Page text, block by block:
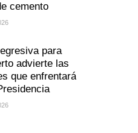
cemento
para
advierte las
que enfrentará